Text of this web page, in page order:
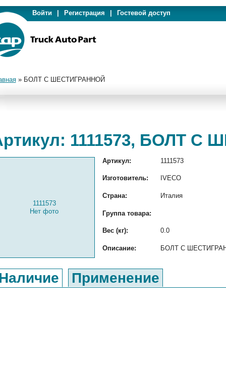
Войти Регистрация Гостевой доступ
» БОЛТ С ШЕСТИГРАННОЙ
1111573, БОЛТ С
1111573
Нет фото
Артикул: 1111573
Изготовитель: IVECO
Страна: Италия
Группа товара:
Вес (кг): 0.0
Описание: БОЛТ С
Применение